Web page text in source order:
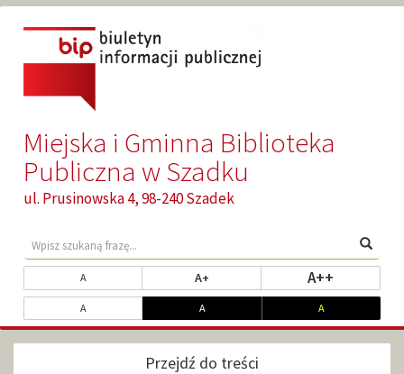
treści
wyszukiwarki
Miejska i Gminna Biblioteka
Publiczna w Szadku
ul. Prusinowska 4, 98-240 Szadek
Wyszukaj
treści
serwisie
Wpisz
szukaną
rozmiar
Austaw standardowy rozmiar tekstu
A+ustaw powiększony rozmiar
A++
kontrast
Austaw kontrast standardowy
Austaw kontrast biały na czarnym
Austaw kontrast
Przejdź do treści